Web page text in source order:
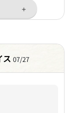
ス 07/27